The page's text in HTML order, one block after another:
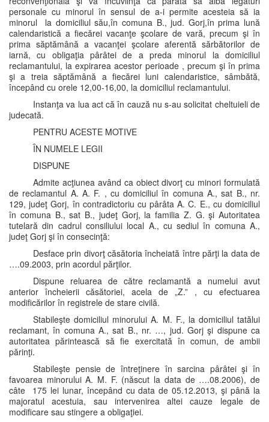
personale cu minorul în sensul de a-i permite acesteia să ia
minorul la domiciliul său,în comuna B., jud. Gorj,în prima lună
calendaristică a fiecărei vacanţe şcolare de vară, precum şi în
prima săptămână a vacanţei şcolare aferentă sărbătorilor de
iarnă, cu obligaţia pârâtei de a preda minorul la domiciliul
reclamantului, la expirarea acestor perioade , precum şi în prima
şi a treia săptămână a fiecărei luni calendaristice, sâmbătă,
începând cu orele 12,00-16,00, la domiciliul reclamantului.
Instanţa va lua act că în cauză nu s-au solicitat cheltuieli de
judecată.
PENTRU ACESTE MOTIVE
ÎN NUMELE LEGII
DISPUNE
Admite acţiunea având ca obiect divorţ cu minori formulată
de reclamantul A. A. F. , cu domiciliul în comuna A., sat B., nr.
129, judeţ Gorj, în contradictoriu cu pârâta A. C. E., cu domiciliul
în comuna B., sat B., judeţ Gorj, la familia Z. G. şi Autoritatea
tutelară din cadrul consiliului local A., cu sediul în comuna A.,
judeţ Gorj şi în consecinţă:
Desface prin divorţ căsătoria încheiată între părţi la data de
….09.2003, prin acordul părţilor.
Dispune reluarea de către reclamantă a numelui avut
anterior încheierii căsătoriei, acela de „Z.” , cu efectuarea
modificărilor în registrele de stare civilă.
Stabileşte domiciliul minorului A. M. F., la domiciliul tatălui
reclamant, în comuna A., sat B., nr. …, jud. Gorj şi dispune ca
autoritatea părintească să fie exercitată în comun, de ambii
părinţi.
Stabileşte pensie de întreţinere în sarcina pârâtei şi în
favoarea minorului A. M. F. (născut la data de ….08.2006), de
câte 175 lei lunar, începând cu data de 05.12.2013, şi până la
majoratul acestuia, sau intervenirea altei cauze legale de
modificare sau stingere a obligaţiei.